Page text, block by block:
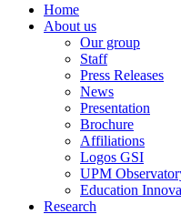
Home
About us
Our group
Staff
Press Releases
News
Presentation
Brochure
Affiliations
Logos GSI
UPM
Education
Research